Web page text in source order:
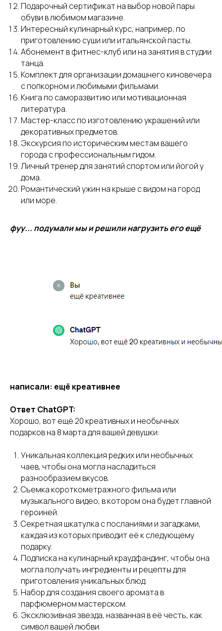
Подарочный сертификат на выбор новой пары
обуви в любимом магазине.
Интересный кулинарный курс, например, по
приготовлению суши или итальянской пасты.
Абонемент в фитнес-клуб или на занятия в студии
танца.
Комплект для организации домашнего киновечера
с попкорном и любимыми фильмами.
Книга по саморазвитию или мотивационная
литература.
Мастер-класс по изготовлению украшений или
декоративных предметов.
Экскурсия по историческим местам вашего
города с профессиональным гидом.
Личный тренер для занятий спортом или йогой у
дома.
Романтический ужин на крыше с видом на город
или море.
фуу... подумали мы и решили нагрузить его ещё
написали: ещё креативнее
Ответ ChatGPT:
Хорошо, вот ещё 20 креативных и необычных
подарков на 8 марта для вашей девушки:
Уникальная коллекция редких или необычных
чаев, чтобы она могла насладиться
разнообразием вкусов.
Съемка короткометражного фильма или
музыкального видео, в котором она будет главной
героиней.
Секретная шкатулка с посланиями и загадками,
каждая из которых приводит её к следующему
подарку.
Подписка на кулинарный краудфандинг, чтобы она
могла получать ингредиенты и рецепты для
приготовления уникальных блюд.
Набор для создания своего аромата в
парфюмерном мастерском.
Эксклюзивная звезда, названная в её честь, как
символ вашей любви.